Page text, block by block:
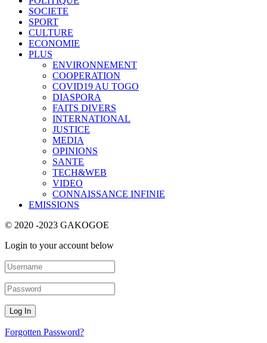
SOCIETE
SPORT
CULTURE
ECONOMIE
PLUS
ENVIRONNEMENT
COOPERATION
COVID19 AU TOGO
DIASPORA
FAITS DIVERS
INTERNATIONAL
JUSTICE
MEDIA
OPINIONS
SANTE
TECH&WEB
VIDEO
CONNAISSANCE INFINIE
EMISSIONS
© 2020 -2023 GAKOGOE
Login to your account below
Forgotten Password?